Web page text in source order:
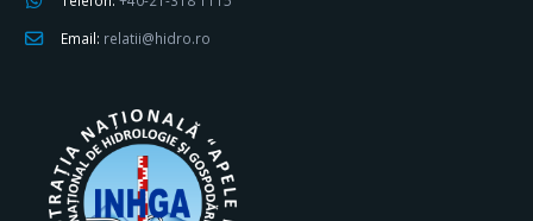
Email: relatii@hidro.ro